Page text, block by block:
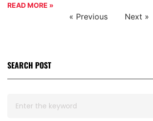
READ MORE »
« Previous Next »
SEARCH POST